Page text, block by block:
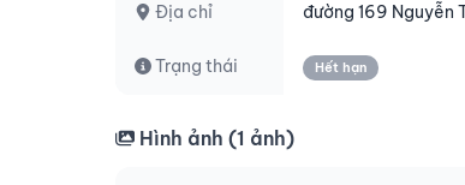
Địa chỉ đường 169 Nguyễn
Trạng thái Hết hạn
Hình ảnh (1 ảnh)